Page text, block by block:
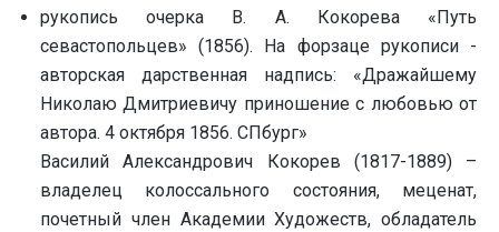
рукопись очерка В. А. Кокорева «Путь
севастопольцев» (1856). На форзаце рукописи -
авторская дарственная надпись: «Дражайшему
Николаю Дмитриевичу приношение с любовью от
автора. 4 октября 1856. СПбург»
Василий Александрович Кокорев (1817-1889) –
владелец колоссального состояния, меценат,
почетный член Академии Художеств, обладатель